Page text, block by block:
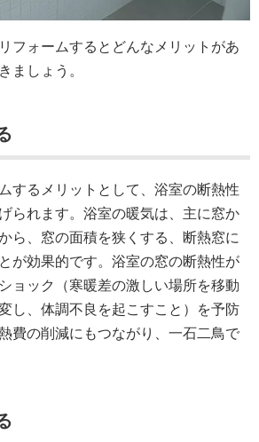
フォームするとどんなメリットがあ
ましょう。
するメリットとして、浴室の断熱性
られます。浴室の暖気は、主に窓か
ら、窓の面積を狭くする、断熱窓に
が効果的です。浴室の窓の断熱性が
ョック（寒暖差の激しい場所を移動
し、体調不良を起こすこと）を予防
費の削減にもつながり、一石二鳥で